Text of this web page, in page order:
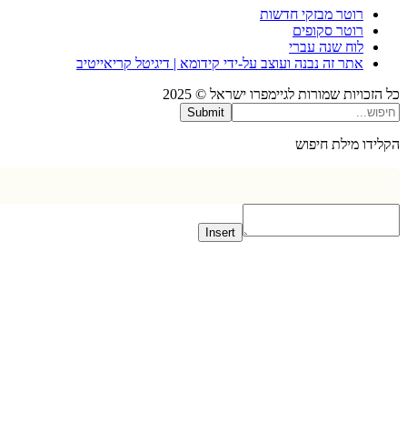
רוטר מבזקי חדשות
רוטר סקופים
לוח שנה עברי
אתר זה נבנה ועוצב על-ידי קידומא | דיגיטל קריאייטיב
שמורות לגיימפרו ישראל © 2025
Submit
מילת חיפוש
Insert